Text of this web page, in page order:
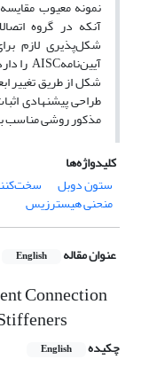
نمونه معیوب
آنکه در گروه
شکل‌پذیری لازم
آیین‌نامهAISCرا
شکل از طریق
طراحی پیشنهادی
مذکور روشی مناسب
کلیدواژه‌ها
ستون دوبل
منحنی هیسترزیس
عنوان مقاله English
Connection
چکیده English